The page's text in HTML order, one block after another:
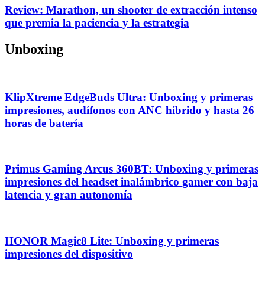
Review: Marathon, un shooter de extracción intenso
que premia la paciencia y la estrategia
Unboxing
KlipXtreme EdgeBuds Ultra: Unboxing y primeras
impresiones, audífonos con ANC híbrido y hasta 26
horas de batería
Primus Gaming Arcus 360BT: Unboxing y primeras
impresiones del headset inalámbrico gamer con baja
latencia y gran autonomía
HONOR Magic8 Lite: Unboxing y primeras
impresiones del dispositivo